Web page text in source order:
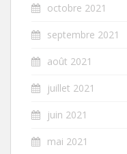
octobre 2021
septembre 2021
août 2021
juillet 2021
juin 2021
mai 2021